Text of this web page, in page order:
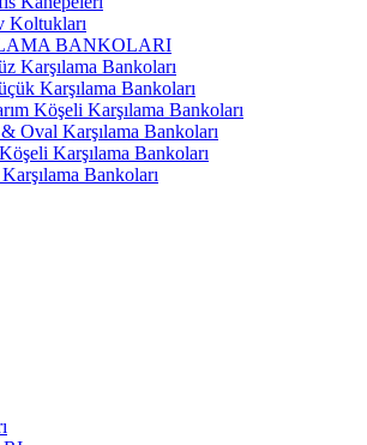
Koltukları
BANKOLARI
Karşılama Bankoları
Karşılama Bankoları
Köşeli Karşılama Bankoları
Oval Karşılama Bankoları
Karşılama Bankoları
Bankoları